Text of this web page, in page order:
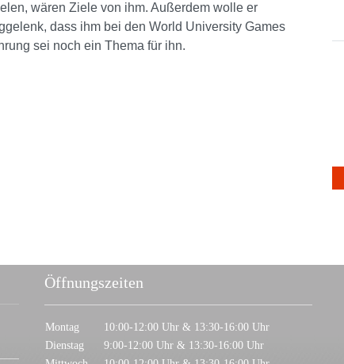
wären Ziele von ihm. Außerdem wolle er
dass ihm bei den World University Games
sei noch ein Thema für ihn.
27.12.2025
Öffnungszeiten
Montag
10:00-12:00 Uhr & 13:30-16:00 Uhr
Dienstag
9:00-12:00 Uhr & 13:30-16:00 Uhr